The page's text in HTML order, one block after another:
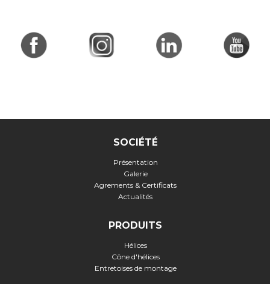
SOCIÉTÉ
Présentation
Galerie
Agrements & Certificats
Actualités
PRODUITS
Hélices
Cône d'hélices
Entretoises de montage